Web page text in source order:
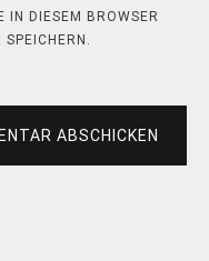
IN DIESEM BROWSER
ABSCHICKEN